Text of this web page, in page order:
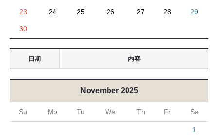
23 24 25 26 27 28 29
30
日期 内容
November 2025
Su Mo Tu We Th Fr Sa
1